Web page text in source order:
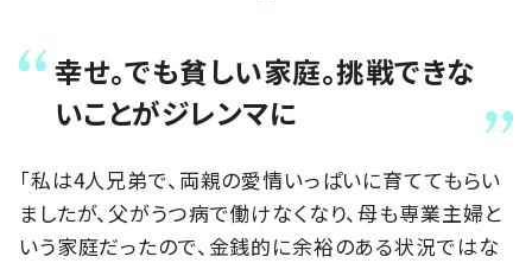
幸せ。でも貧しい家庭。挑戦できな
いことがジレンマに
「私は4人兄弟で、両親の愛情いっぱいに育ててもらい
ましたが、父がうつ病で働けなくなり、母も専業主婦と
いう家庭だったので、金銭的に余裕のある状況ではな